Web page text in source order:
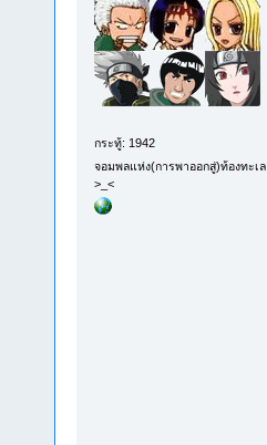
กระทู้: 1942
จอมพลแห่ง(การพาออกสู่)ท้องทะเล
>_<